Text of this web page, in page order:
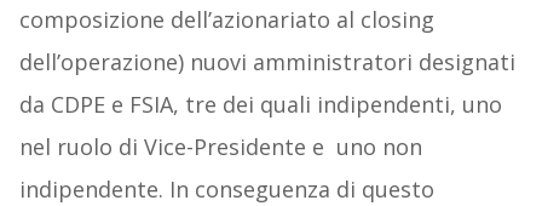
composizione dell’azionariato al closing
dell’operazione) nuovi amministratori designati
da CDPE e FSIA, tre dei quali indipendenti, uno
nel ruolo di Vice-Presidente e uno non
indipendente. In conseguenza di questo